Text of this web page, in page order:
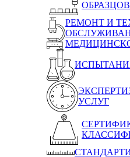
ОБРАЗЦОВ
РЕМОНТ И
УСЛУГ